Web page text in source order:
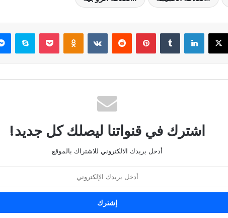
X لينكدإن بينتيريست Odnoklassniki
بوكيت
اشترك في قنواتنا ليصلك كل جديد!
أدخل بريدك الالكتروني للاشتراك بالموقع